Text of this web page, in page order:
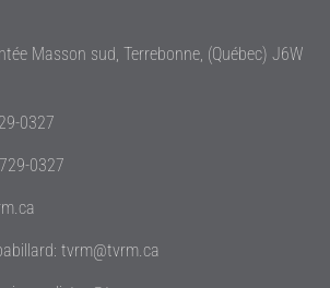
Masson sud, Terrebonne, (Québec) J6W
0327
0327
tvrm@tvrm.ca